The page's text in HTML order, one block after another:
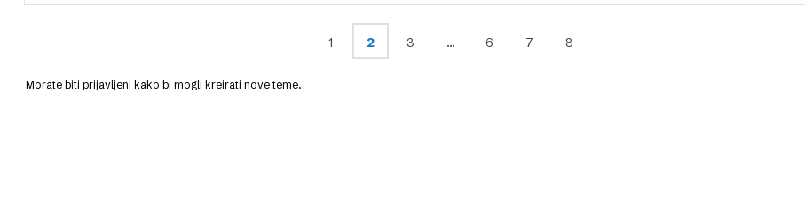
1 2 3 … 6 7 8
Morate biti prijavljeni kako bi mogli kreirati nove teme.